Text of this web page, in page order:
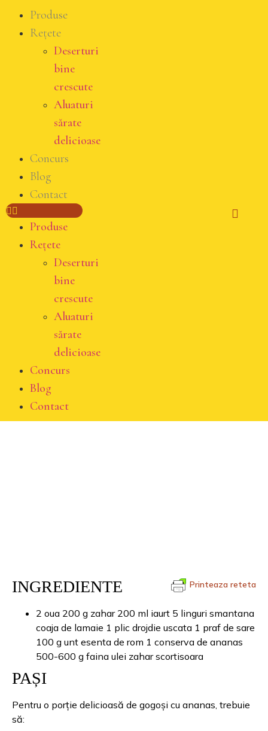
Produse
Rețete
Deserturi
bine
crescute
Aluaturi
sărate
delicioase
Concurs
Blog
Contact
Produse
Rețete
Deserturi
bine
crescute
Aluaturi
sărate
delicioase
Concurs
Blog
Contact
Printeaza reteta
INGREDIENTE
2 oua 200 g zahar 200 ml iaurt 5 linguri smantana
coaja de lamaie 1 plic drojdie uscata 1 praf de sare
100 g unt esenta de rom 1 conserva de ananas
500-600 g faina ulei zahar scortisoara
PAȘI
Pentru o porție delicioasă de gogoși cu ananas, trebuie
să: